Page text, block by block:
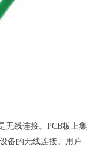
无线连接。PCB板上集
备的无线连接。用户